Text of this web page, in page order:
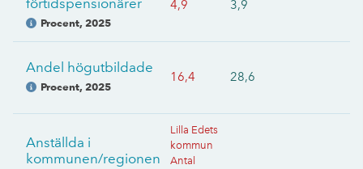
förtidspensionärer
Procent, 2025
4,9 3,9
Andel högutbildade
Procent, 2025
16,4 28,6
Anställda i
kommunen/regionen
Lilla Edets
kommun
Antal